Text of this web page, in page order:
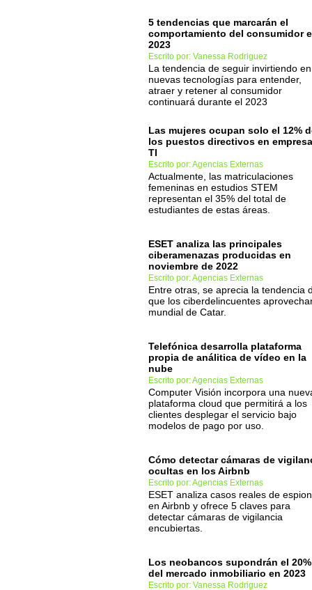
5 tendencias que marcarán el
comportamiento del consumidor
2023
Escrito por: Vanessa Rodriguez
La tendencia de seguir invirtiendo en
nuevas tecnologías para entender,
atraer y retener al consumidor
continuará durante el 2023
Las mujeres ocupan solo el 12%
los puestos directivos en
TI
Escrito por: Agencias Externas
Actualmente, las matriculaciones
femeninas en estudios STEM
representan el 35% del total de
estudiantes de estas áreas.
ESET analiza las principales
ciberamenazas producidas en
noviembre de 2022
Escrito por: Agencias Externas
Entre otras, se aprecia la tendencia
que los ciberdelincuentes
mundial de Catar.
Telefónica desarrolla plataforma
propia de análitica de vídeo en la
nube
Escrito por: Agencias Externas
Computer Visión incorpora una
plataforma cloud que permitirá a los
clientes desplegar el servicio bajo
modelos de pago por uso.
Cómo detectar cámaras de
ocultas en los Airbnb
Escrito por: Agencias Externas
ESET analiza casos reales de
en Airbnb y ofrece 5 claves para
detectar cámaras de vigilancia
encubiertas.
Los neobancos supondrán el 20%
del mercado inmobiliario en 2023
Escrito por: Vanessa Rodriguez